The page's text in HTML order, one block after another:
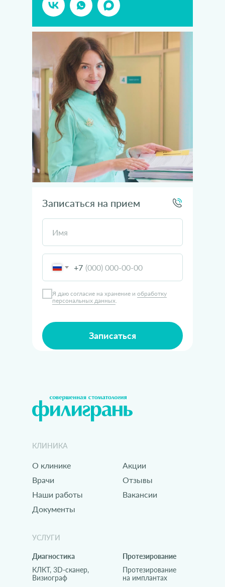
Записаться на прием
Имя
+7
Я даю согласие на хранение и обработку
персональных данных
Записаться
Вакансии
Документы
Отзывы
Акции
Наши работы
Врачи
О клинике
КЛИНИКА
КЛКТ, 3D-сканер,
Визиограф
Диагностика
УСЛУГИ
Протезирование
на имплантах
Протезирование